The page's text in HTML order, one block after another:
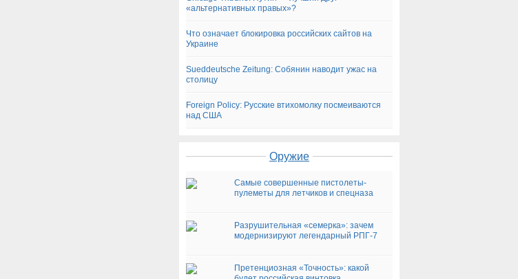
«альтернативных правых»?
Что означает блокировка российских сайтов на
Украине
Sueddeutsche Zeitung: Собянин наводит ужас на
столицу
Foreign Policy: Русские втихомолку посмеиваются
над США
Оружие
Самые совершенные пистолеты-
пулеметы для летчиков и спецназа
Разрушительная «семерка»: зачем
модернизируют легендарный РПГ-7
Претенциозная «Точность»: какой